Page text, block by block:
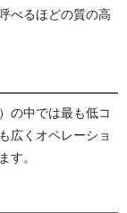
べるほどの質の高
の中では最も低コ
広くオペレーショ
す。